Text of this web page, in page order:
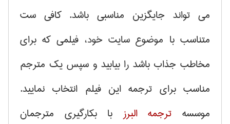
می تواند جایگزین مناسبی باشد. کافی ست
متناسب با موضوع سایت خود، فیلمی که برای
مخاطب جذاب باشد را بیابید و سپس یک مترجم
مناسب برای ترجمه این فیلم انتخاب نمایید.
موسسه ترجمه البرزبا بکارگیری مترجمان